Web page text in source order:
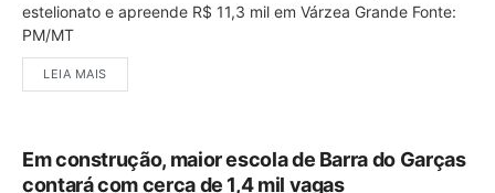
estelionato e apreende R$ 11,3 mil em Várzea Grande Fonte:
PM/MT
LEIA MAIS
Em construção, maior escola de Barra do Garças
contará com cerca de 1,4 mil vagas